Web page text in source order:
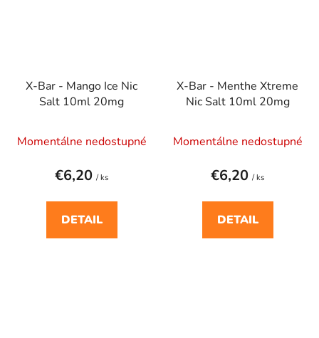
X-Bar - Mango Ice Nic
Salt 10ml 20mg
Momentálne nedostupné
€6,20 / ks
DETAIL
X-Bar - Menthe Xtreme
Nic Salt 10ml 20mg
Momentálne nedostupné
€6,20 / ks
DETAIL